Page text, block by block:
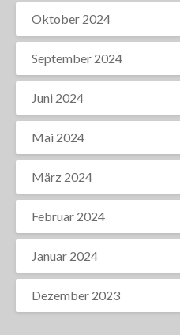
Oktober 2024
September 2024
Juni 2024
Mai 2024
März 2024
Februar 2024
Januar 2024
Dezember 2023